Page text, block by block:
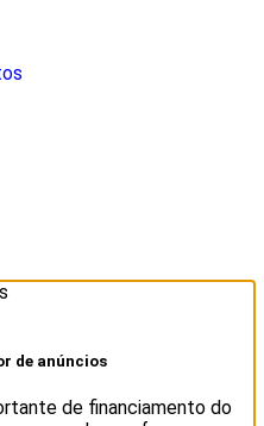
de anúncios
de financiamento do